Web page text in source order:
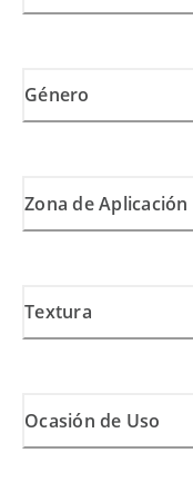
Género
Zona de Aplicación
Textura
Ocasión de Uso